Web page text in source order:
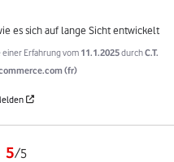
es sich auf lange Sicht entwickelt
einer Erfahrung vom 11.1.2025durchC.T.
(fr)
5/5